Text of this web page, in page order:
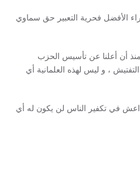
الأفضل فحرية التعبير حق سماوي
منذ أن أعلنا عن تأسيس الحزب
، و ليس لهذه العلمانية أي
في تكفير الناس لن يكون له أي